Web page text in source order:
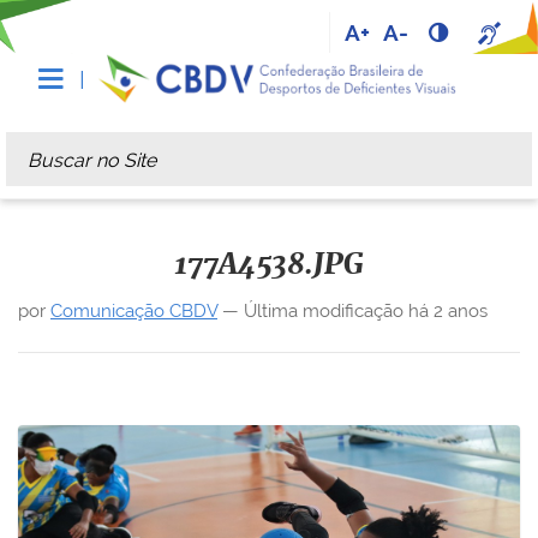
A+ A-
Busca
Busca Avançada…
177A4538.JPG
por Comunicação CBDV— Última modificação há 2 anos